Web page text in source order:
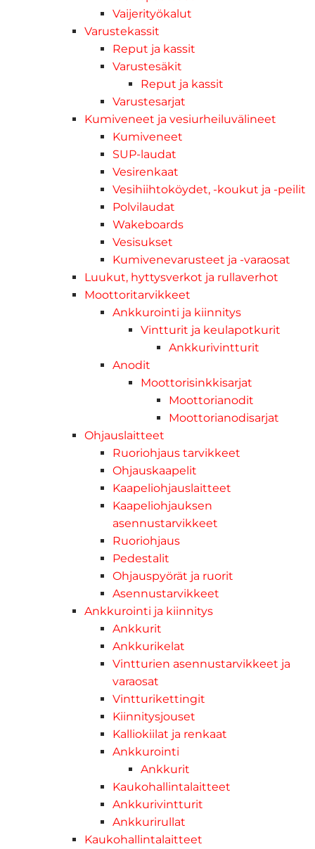
Vaijerityökalut
Varustekassit
Reput ja kassit
Varustesäkit
Reput ja kassit
Varustesarjat
Kumiveneet ja vesiurheiluvälineet
Kumiveneet
SUP-laudat
Vesirenkaat
Vesihiihtoköydet, -koukut ja -peilit
Polvilaudat
Wakeboards
Vesisukset
Kumivenevarusteet ja -varaosat
Luukut, hyttysverkot ja rullaverhot
Moottoritarvikkeet
Ankkurointi ja kiinnitys
Vintturit ja keulapotkurit
Ankkurivintturit
Anodit
Moottorisinkkisarjat
Moottorianodit
Moottorianodisarjat
Ohjauslaitteet
Ruoriohjaus tarvikkeet
Ohjauskaapelit
Kaapeliohjauslaitteet
Kaapeliohjauksen
asennustarvikkeet
Ruoriohjaus
Pedestalit
Ohjauspyörät ja ruorit
Asennustarvikkeet
Ankkurointi ja kiinnitys
Ankkurit
Ankkurikelat
Vintturien asennustarvikkeet ja
varaosat
Vintturikettingit
Kiinnitysjouset
Kalliokiilat ja renkaat
Ankkurointi
Ankkurit
Kaukohallintalaitteet
Ankkurivintturit
Ankkurirullat
Kaukohallintalaitteet